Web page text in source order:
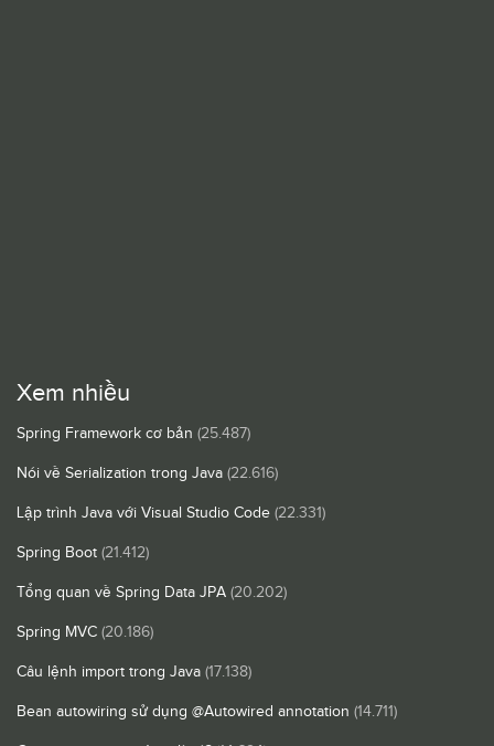
Xem nhiều
Spring Framework cơ bản (25.487)
Nói về Serialization trong Java (22.616)
Lập trình Java với Visual Studio Code (22.331)
Spring Boot (21.412)
Tổng quan về Spring Data JPA (20.202)
Spring MVC (20.186)
Câu lệnh import trong Java (17.138)
Bean autowiring sử dụng @Autowired annotation (14.711)